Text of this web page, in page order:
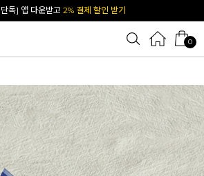
플친 추가하면1천원 즉시 할인 쿠폰
0